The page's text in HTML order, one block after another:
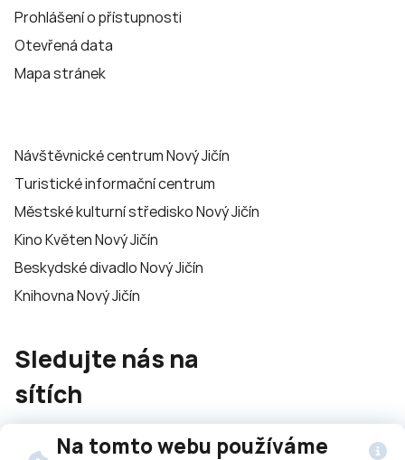
Na tomto webu používáme
Prohlášení o přístupnosti
Otevřená data
Mapa stránek
Návštěvnické centrum Nový Jičín
Turistické informační centrum
Městské kulturní středisko Nový Jičín
Kino Květen Nový Jičín
Beskydské divadlo Nový Jičín
Knihovna Nový Jičín
Sledujte nás na
sítích